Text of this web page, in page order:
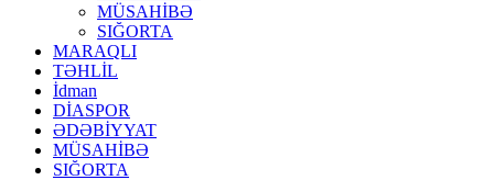
MÜSAHİBƏ
SIĞORTA
MARAQLI
TƏHLİL
İdman
DİASPOR
ƏDƏBİYYAT
MÜSAHİBƏ
SIĞORTA